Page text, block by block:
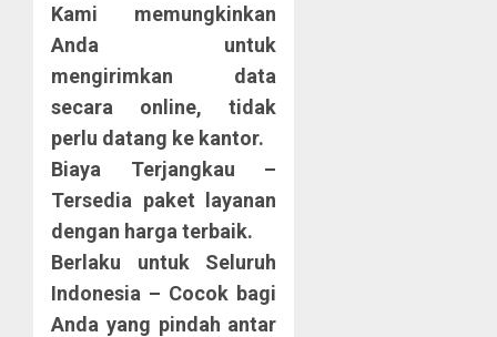
Kami memungkinkan
Anda untuk
mengirimkan data
secara online, tidak
perlu datang ke kantor.
Biaya Terjangkau –
Tersedia paket layanan
dengan harga terbaik.
Berlaku untuk Seluruh
Indonesia – Cocok bagi
Anda yang pindah antar